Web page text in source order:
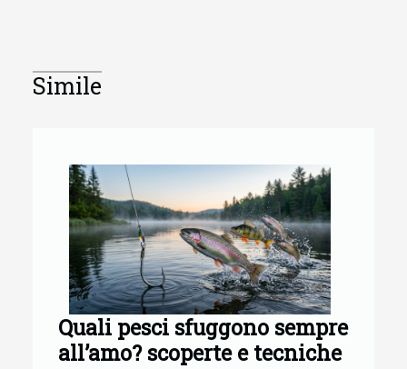
Simile
Quali pesci sfuggono sempre
all’amo? scoperte e tecniche